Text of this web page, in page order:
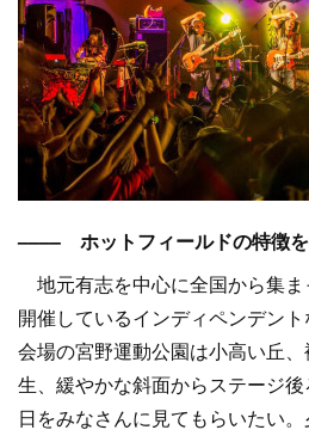
–––– ホットフィールドの特徴を
地元有志を中心に全国から集
開催しているインディペンデント
会場の宮野運動公園は小高い丘
生、緩やかな斜面からステージ
日をみなさんに見てもらいたい